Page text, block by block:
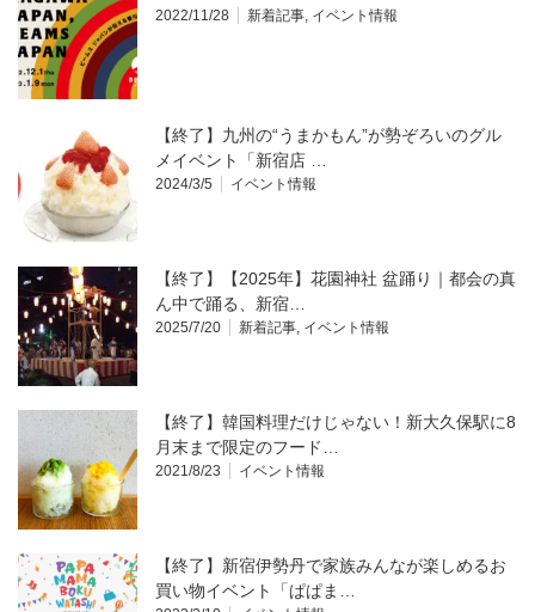
2022/11/28 新着記事, イベント情報
【終了】九州の“うまかもん”が勢ぞろいのグル
メイベント「新宿店 …
2024/3/5 イベント情報
【終了】【2025年】花園神社 盆踊り｜都会の真
ん中で踊る、新宿…
2025/7/20 新着記事, イベント情報
【終了】韓国料理だけじゃない！新大久保駅に8
月末まで限定のフード…
2021/8/23 イベント情報
【終了】新宿伊勢丹で家族みんなが楽しめるお
買い物イベント「ぱぱま…